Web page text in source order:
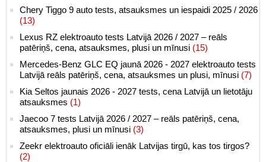
Chery Tiggo 9 auto tests, atsauksmes un iespaidi 2025 / 2026
(13)
Lexus RZ elektroauto tests Latvijā 2026 / 2027 – reāls
patēriņš, cena, atsauksmes, plusi un mīnusi (15)
Mercedes-Benz GLC EQ jaunā 2026 - 2027 elektroauto tests
Latvijā reāls patēriņš, cena, atsauksmes un plusi, mīnusi (7)
Kia Seltos jaunais 2026 - 2027 tests, cena Latvijā un lietotāju
atsauksmes (1)
Jaecoo 7 tests Latvijā 2026 / 2027 – reāls patēriņš, cena,
atsauksmes, plusi un mīnusi (3)
Zeekr elektroauto oficiāli ienāk Latvijas tirgū, kas tos tirgos?
(2)